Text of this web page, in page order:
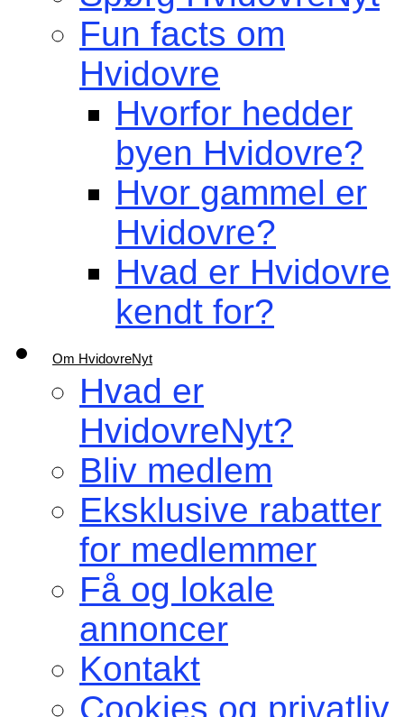
Fun facts om
Hvidovre
Hvorfor hedder
byen Hvidovre?
Hvor gammel er
Hvidovre?
Hvad er Hvidovre
kendt for?
Om HvidovreNyt
Hvad er
HvidovreNyt?
Bliv medlem
Eksklusive rabatter
for medlemmer
Få og lokale
annoncer
Kontakt
Cookies og privatliv